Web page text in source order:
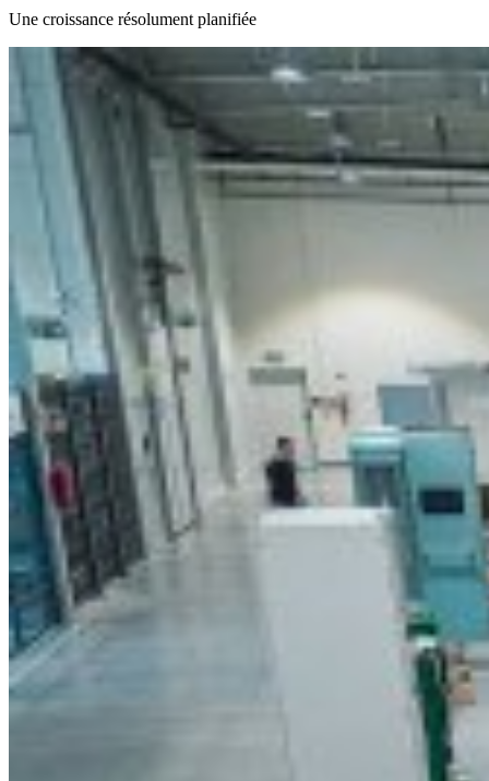
Une croissance résolument planifiée